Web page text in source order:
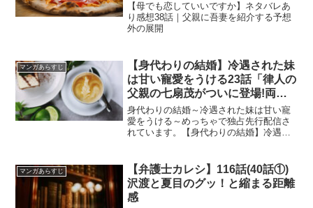
【母でも恋していいですか】ネタバレあ
り感想38話｜父親に吾妻を紹介する予想
外の展開
マンガあらすじ
【身代わりの結婚】冷遇された妹
は甘い寵愛をうける23話「律人の
父親の七扇茂がついに登場!両家
の顔合わせは」
身代わりの結婚～冷遇された妹は甘い寵
愛をうける～めっちゃで独占先行配信さ
れています。【身代わりの結婚】冷遇さ
せは」
マンガあらすじ
【弁護士カレシ】116話(40話①)
沢渡と夏目のグッ！と縮まる距離
感